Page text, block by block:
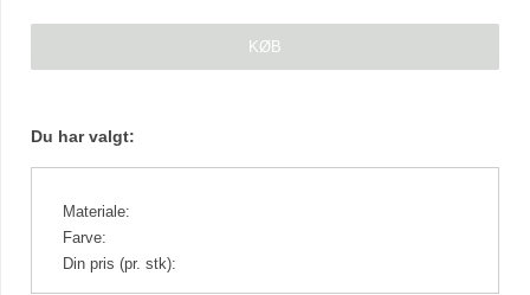
Du har valgt:
Materiale:
Farve:
Din pris (pr. stk):